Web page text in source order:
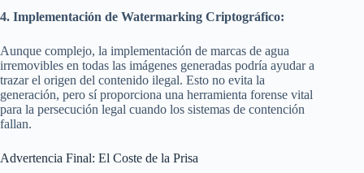
4. Implementación de Watermarking Criptográfico:
Aunque complejo, la implementación de marcas de agua
irremovibles en todas las imágenes generadas podría ayudar a
trazar el origen del contenido ilegal. Esto no evita la
generación, pero sí proporciona una herramienta forense vital
para la persecución legal cuando los sistemas de contención
fallan.
Advertencia Final: El Coste de la Prisa